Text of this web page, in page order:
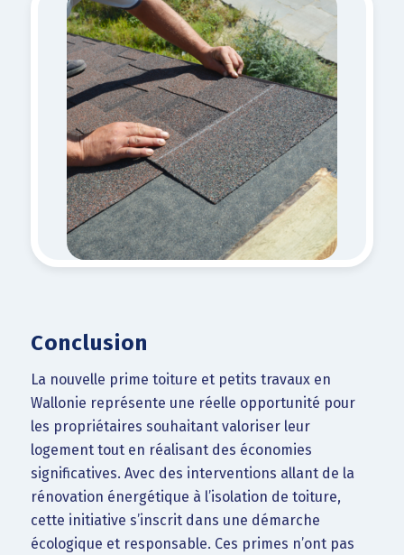
Conclusion
La nouvelle prime toiture et petits travaux en
Wallonie représente une réelle opportunité pour
les propriétaires souhaitant valoriser leur
logement tout en réalisant des économies
significatives. Avec des interventions allant de la
rénovation énergétique à l’isolation de toiture,
cette initiative s’inscrit dans une démarche
écologique et responsable. Ces primes n’ont pas